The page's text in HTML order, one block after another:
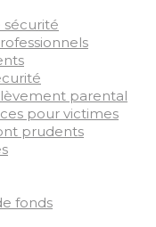
parental
pour victimes
prudents
fonds